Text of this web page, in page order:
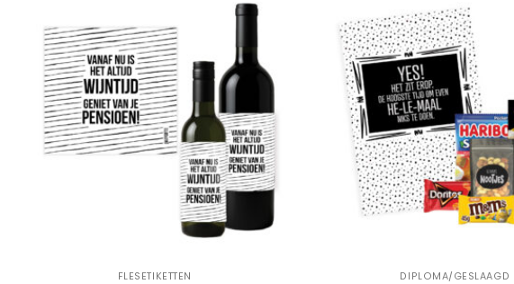
FLESETIKETTEN DIPLOMA/GESLAAGD